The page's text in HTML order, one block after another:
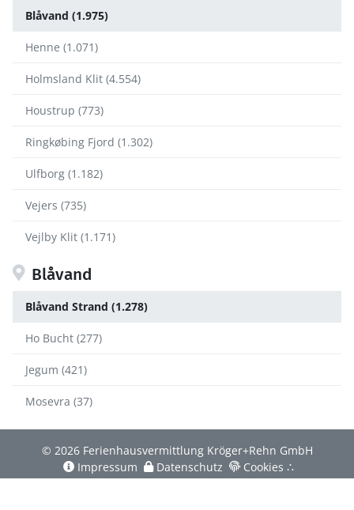
Blåvand (1.975)
Henne (1.071)
Holmsland Klit (4.554)
Houstrup (773)
Ringkøbing Fjord (1.302)
Ulfborg (1.182)
Vejers (735)
Vejlby Klit (1.171)
Blåvand
Blåvand Strand (1.278)
Ho Bucht (277)
Jegum (421)
Mosevra (37)
© 2026 Ferienhausvermittlung Kröger+Rehn GmbH
Impressum
Datenschutz Cookies ∴